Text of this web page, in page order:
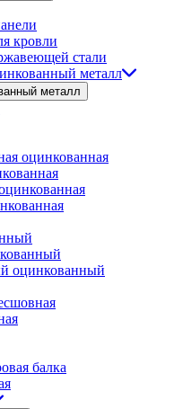
кровли
стали
металл
металл
оцинкованная
оцинкованный
балка